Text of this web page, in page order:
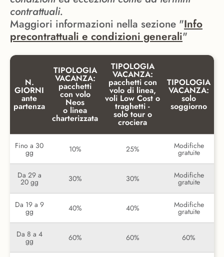
contrattuali.
Maggiori informazioni nella sezione "Info
precontrattuali e condizioni generali"
N.
GIORNI
ante
partenza
TIPOLOGIA
VACANZA:
pacchetti
con volo
Neos
o linea
charterizzata
TIPOLOGIA
VACANZA:
pacchetti con
volo di linea,
voli Low Cost o
traghetti -
solo tour o
crociera
TIPOLOGIA
VACANZA:
solo
soggiorno
Fino a 30
gg 10% 25% Modifiche
gratuite
Da 29 a
20 gg 30% 30% Modifiche
gratuite
Da 19 a 9
gg 40% 40% Modifiche
gratuite
Da 8 a 4
gg 60% 60% 60%